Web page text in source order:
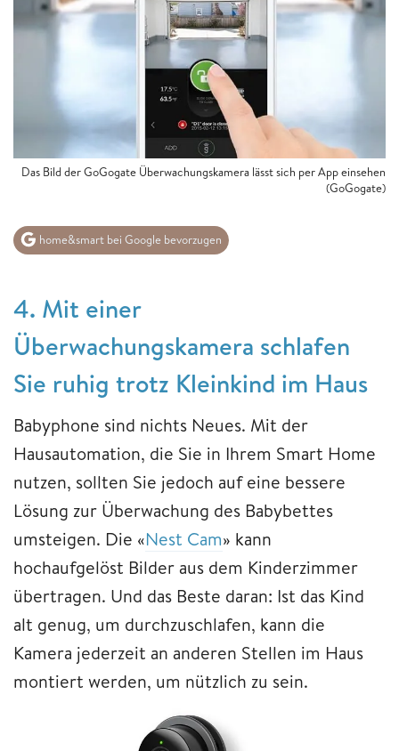
Das Bild der GoGogate Überwachungskamera lässt sich per App einsehen
(GoGogate)
home&smart bei Google bevorzugen
4. Mit einer
Überwachungskamera schlafen
Sie ruhig trotz Kleinkind im Haus
Babyphone sind nichts Neues. Mit der
Hausautomation, die Sie in Ihrem Smart Home
nutzen, sollten Sie jedoch auf eine bessere
Lösung zur Überwachung des Babybettes
umsteigen. Die «Nest Cam» kann
hochaufgelöst Bilder aus dem Kinderzimmer
übertragen. Und das Beste daran: Ist das Kind
alt genug, um durchzuschlafen, kann die
Kamera jederzeit an anderen Stellen im Haus
montiert werden, um nützlich zu sein.